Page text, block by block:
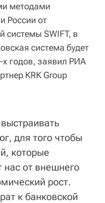
методами
России от
системы SWIFT, в
система будет
годов, заявил РИА
KRK Group
для того чтобы
которые
нас от внешнего
рост.
к банковской